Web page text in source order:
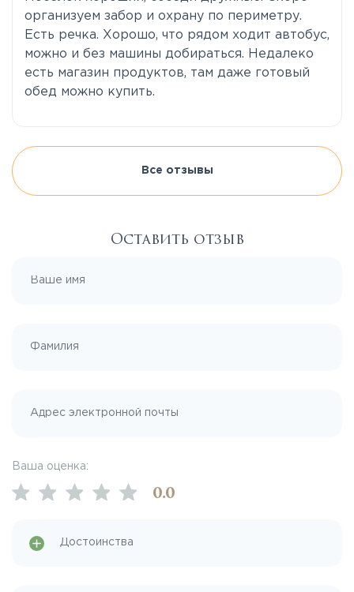
организуем забор и охрану по периметру.
Есть речка. Хорошо, что рядом ходит автобус,
можно и без машины добираться. Недалеко
есть магазин продуктов, там даже готовый
обед можно купить.
Все отзывы
Оставить отзыв
Ваша оценка:
0.0